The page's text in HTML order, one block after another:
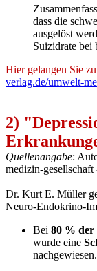
dass die
ausgelöst
Suizidrate bei
Hier gelangen Sie
verlag.de/umwelt-
2)
Quellenangabe:
medizin-gesellschaft
Dr. Kurt E. Müller
Neuro-Endokrino-
Bei 80 % der
wurde eine
nachgewiesen.